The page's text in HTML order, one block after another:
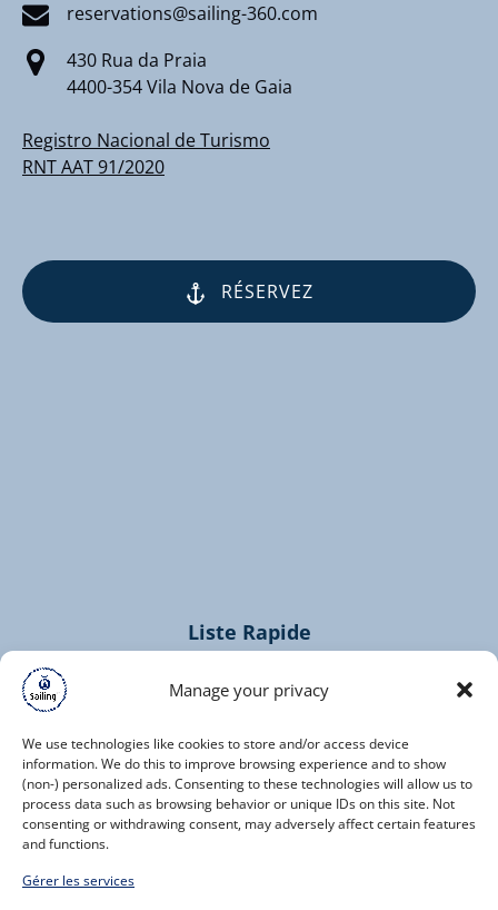
Manage your privacy
We use technologies like cookies to store and/or access device
information. We do this to improve browsing experience and to show
(non-) personalized ads. Consenting to these technologies will allow us to
process data such as browsing behavior or unique IDs on this site. Not
consenting or withdrawing consent, may adversely affect certain features
and functions.
Gérer les services
reservations@sailing-360.com
430 Rua da Praia
4400-354 Vila Nova de Gaia
Registro Nacional de Turismo
RNT AAT 91/2020
RÉSERVEZ
Liste Rapide
Home
Contacts